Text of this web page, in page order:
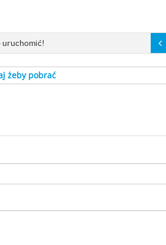
uruchomić!
żeby pobrać